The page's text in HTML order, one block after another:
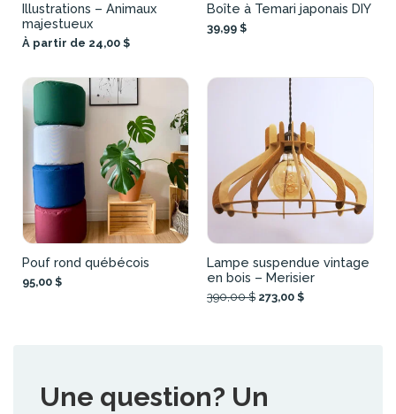
Illustrations – Animaux
majestueux
À partir de 24,00 $
Boîte à Temari japonais DIY
39,99 $
Pouf rond québécois
95,00 $
Lampe suspendue vintage
en bois – Merisier
390,00 $ 273,00 $
Une question? Un